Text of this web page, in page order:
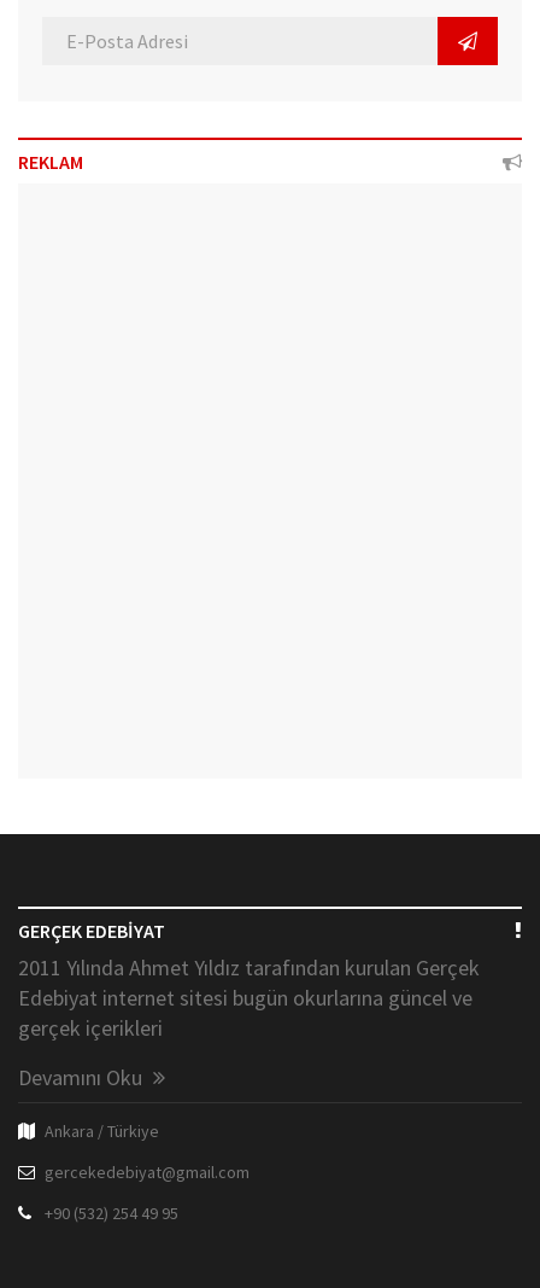
REKLAM
GERÇEK EDEBİYAT
2011 Yılında Ahmet Yıldız tarafından kurulan Gerçek
Edebiyat internet sitesi bugün okurlarına güncel ve
gerçek içerikleri
Devamını Oku
Ankara / Türkiye
gercekedebiyat@gmail.com
+90 (532) 254 49 95